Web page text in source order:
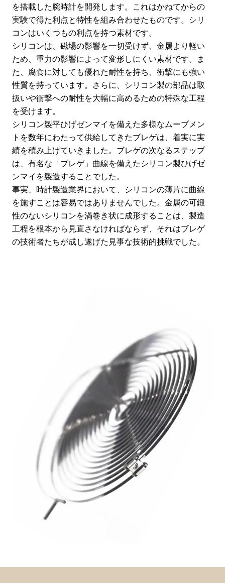
を搭載した腕時計を開発します。これはかねてからの
実験で得た利点と特性を組み合わせたものです。シリ
コンはいくつもの利点を持つ素材です。
シリコンは、磁場の影響を一切受けず、金属より軽い
ため、重力の影響によって変形しにくい素材です。ま
た、腐食に対しても優れた耐性を持ち、衝撃にも強い
性質を持っています。さらに、シリコン製の部品は取
扱いや衝撃への耐性を大幅に高めるための特殊な工程
を受けます。
シリコン製平ひげゼンマイを備えた多様なムーブメン
トを数年にわたって供給してきたブレゲは、着実に実
績を積み上げていきました。ブレゲの次なるステップ
は、有名な「ブレゲ」曲線を備えたシリコン製ひげゼ
ンマイを製造することでした。
事実、時計製造業界において、シリコンの薄片に曲線
を施すことは容易ではありませんでした。金属の可鍛
性のないシリコンを渦巻き状に成形することは、製造
工程を根本から見直さなければならず、それはブレゲ
の技術者たちが成し遂げた見事な技術的挑戦でした。